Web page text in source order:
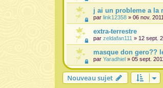
j ai un probleme a la
par link12358 » 06 nov.
extra-terrestre
par zeldafan111 » 12 sept.
masque don gero??
par Yaradhiel » 05 sept.
Nouveau sujet